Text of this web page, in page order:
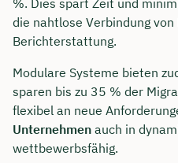
%. Dies spart Zeit und
die nahtlose Verbindung von
Berichterstattung.
Modulare Systeme bieten
sparen bis zu 35 % der
flexibel an neue
Unternehmen auch in
wettbewerbsfähig.